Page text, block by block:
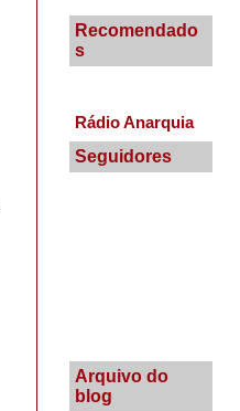
Recomendado
s
Rádio Anarquia
Seguidores
Arquivo do
blog